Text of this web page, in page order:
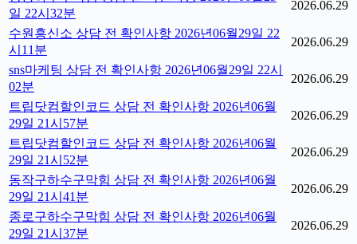
일 22시32분
2026.06.29
수원흥신소 상담 전 확인사항 2026년06월29일 22
시11분
2026.06.29
sns마케팅 상담 전 확인사항 2026년06월29일 22시
02분
2026.06.29
트립닷컴할인코드 상담 전 확인사항 2026년06월
29일 21시57분
2026.06.29
트립닷컴할인코드 상담 전 확인사항 2026년06월
29일 21시52분
2026.06.29
동작구하수구막힘 상담 전 확인사항 2026년06월
29일 21시41분
2026.06.29
종로구하수구막힘 상담 전 확인사항 2026년06월
29일 21시37분
2026.06.29